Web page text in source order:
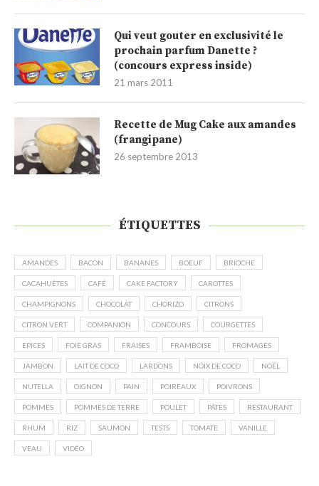
Qui veut gouter en exclusivité le
prochain parfum Danette ?
(concours express inside)
21 mars 2011
Recette de Mug Cake aux amandes
(frangipane)
26 septembre 2013
ÉTIQUETTES
AMANDES BACON BANANES BOEUF BRIOCHE
CACAHUÈTES CAFÉ CAKE FACTORY CAROTTES
CHAMPIGNONS CHOCOLAT CHORIZO CITRONS
CITRON VERT COMPANION CONCOURS COURGETTES
EPICES FOIE GRAS FRAISES FRAMBOISE FROMAGES
JAMBON LAIT DE COCO LARDONS NOIX DE COCO NOËL
NUTELLA OIGNON PAIN POIREAUX POIVRONS
POMMES POMMES DE TERRE POULET PÂTES RESTAURANT
RHUM RIZ SAUMON TESTS TOMATE VANILLE
VEAU VIDÉO